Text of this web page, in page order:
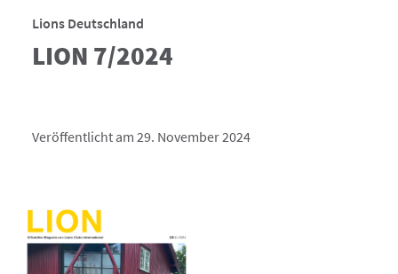
Lions Deutschland
LION 7/2024
Veröffentlicht am 29. November 2024